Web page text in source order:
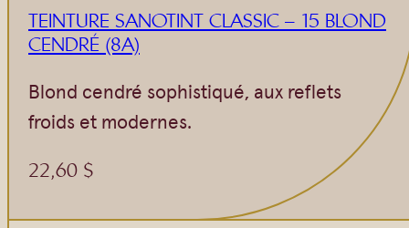
TEINTURE SANOTINT CLASSIC – 15 BLOND
CENDRÉ (8A)
Blond cendré sophistiqué, aux reflets
froids et modernes.
22,60 $